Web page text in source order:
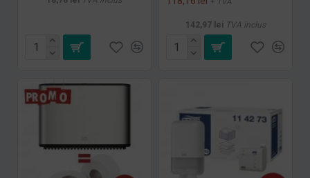
142,97 lei TVA inclus